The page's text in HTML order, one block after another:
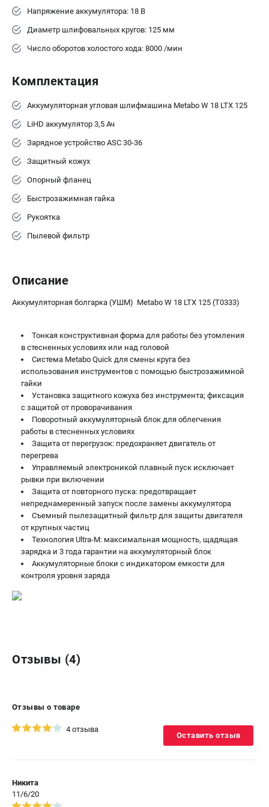
ЗАКАЗ ЗАПЧАСТЕЙ
+7 (911) 360-06-14 | +7 (8112) 59-10-67
zakaz@metabo-market.ru
Напряжение аккумулятора: 18 В
Диаметр шлифовальных кругов: 125 мм
Число оборотов холостого хода: 8000 /мин
Комплектация
Аккумуляторная угловая шлифмашина Metabo W 18 LTX 125
LiHD аккумулятор 3,5 Ач
Зарядное устройство ASC 30-36
Защитный кожух
Опорный фланец
Быстрозажимная гайка
Рукоятка
Пылевой фильтр
Описание
Аккумуляторная болгарка (УШМ) Metabo W 18 LTX 125 (T0333)
Тонкая конструктивная форма для работы без утомления
в стесненных условиях или над головой
Система Metabo Quick для смены круга без
использования инструментов с помощью быстрозажимной
гайки
Установка защитного кожуха без инструмента; фиксация
с защитой от проворачивания
Поворотный аккумуляторный блок для облегчения
работы в стесненных условиях
Защита от перегрузок: предохраняет двигатель от
перегрева
Управляемый электроникой плавный пуск исключает
рывки при включении
Защита от повторного пуска: предотвращает
непреднамеренный запуск после замены аккумулятора
Съемный пылезащитный фильтр для защиты двигателя
от крупных частиц
Технология Ultra-M: максимальная мощность, щадящая
зарядка и 3 года гарантии на аккумуляторный блок
Аккумуляторные блоки с индикатором емкости для
контроля уровня заряда
Отзывы (4)
Отзывы о товаре
4 отзыва
Оставить отзыв
Никита
11/6/20